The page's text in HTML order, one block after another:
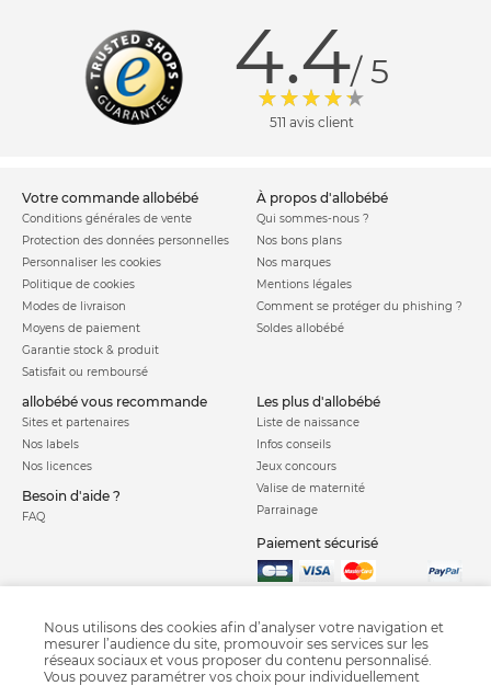
4.4/ 5
511 avis client
votre commande allobébé
Conditions générales de vente
Protection des données personnelles
Personnaliser les cookies
Politique de cookies
Modes de livraison
Moyens de paiement
Garantie stock & produit
Satisfait ou remboursé
à propos d'allobébé
Qui sommes-nous ?
Nos bons plans
Nos marques
Mentions légales
Comment se protéger du phishing ?
Soldes allobébé
allobébé vous recommande
Sites et partenaires
Nos labels
Nos licences
Besoin d'aide ?
FAQ
les plus d'allobébé
Liste de naissance
Infos conseils
Jeux concours
Valise de maternité
Parrainage
Paiement sécurisé
Nous utilisons des cookies afin d’analyser votre navigation et
mesurer l’audience du site, promouvoir ses services sur les
réseaux sociaux et vous proposer du contenu personnalisé.
Vous pouvez paramétrer vos choix pour individuellement